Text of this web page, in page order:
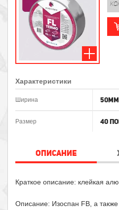
Характеристики
Ширина 50мм
Размер 40
ОПИСАНИЕ
Краткое описание: клейкая
Описание: Изоспан FB, а